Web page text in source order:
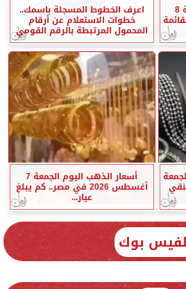
أسعار السجائر اليوم الجمعة 8
القائمة
اعرف الخطوط المسجلة باسمك..
خطوات الاستعلام عن أرقام
المحمول المرتبطة بالرقم القومي
النقي
أسعار الذهب اليوم الجمعة 7
أغسطس 2026 في مصر.. كم يبلغ
عيار...
بوك